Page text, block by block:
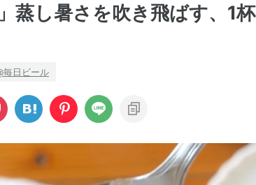
蒸し暑さを吹き飛ばす、1杯
毎日ビール